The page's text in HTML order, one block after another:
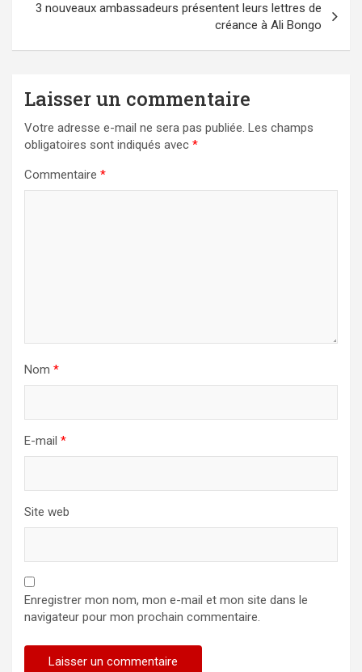
3 nouveaux ambassadeurs présentent leurs lettres de
créance à Ali Bongo
Laisser un commentaire
Votre adresse e-mail ne sera pas publiée. Les champs
obligatoires sont indiqués avec *
Commentaire *
Nom *
E-mail *
Site web
Enregistrer mon nom, mon e-mail et mon site dans le
navigateur pour mon prochain commentaire.